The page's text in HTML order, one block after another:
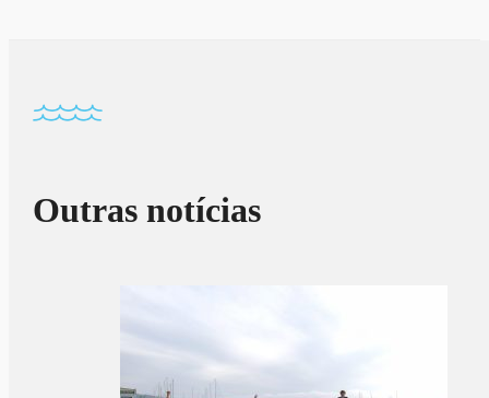
Outras notícias